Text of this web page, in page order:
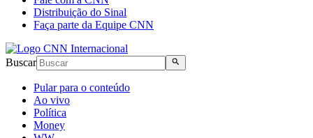
Distribuição do Sinal
Faça parte da Equipe CNN
Buscar
Pular para o conteúdo
Ao vivo
Política
Money